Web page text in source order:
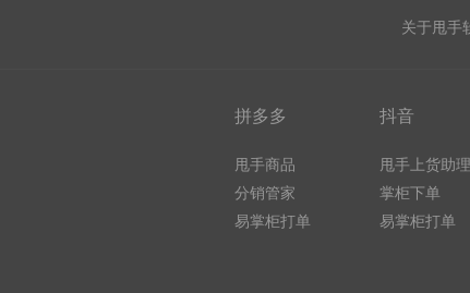
关于甩手
拼多多
甩手商品
分销管家
易掌柜打单
抖音
甩手上货助理
掌柜下单
易掌柜打单